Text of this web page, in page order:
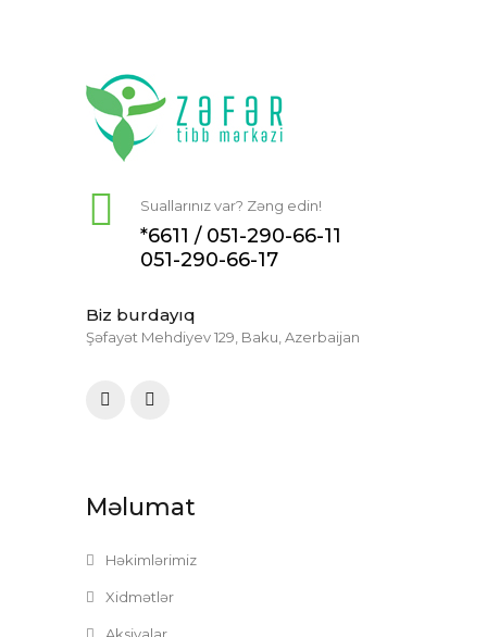
Suallarınız var? Zəng edin!
*6611 / 051-290-66-11
051-290-66-17
Biz burdayıq
Şəfayət Mehdiyev 129, Baku, Azerbaijan
Məlumat
Həkimlərimiz
Xidmətlər